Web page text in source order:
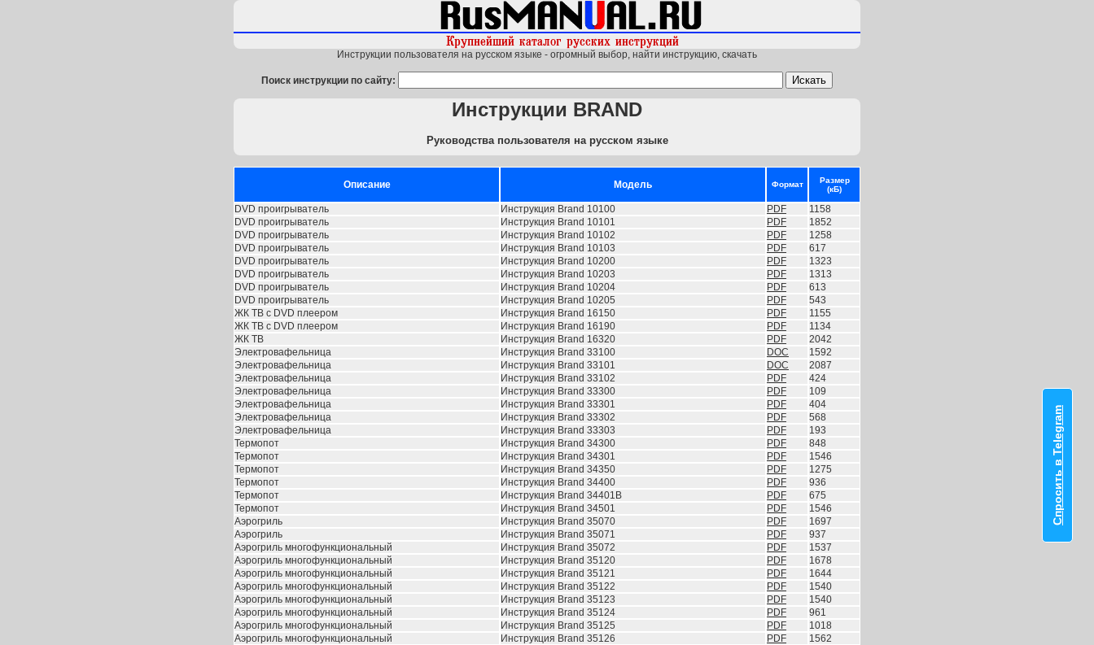
Инструкции пользователя на русском языке - огромный выбор, найти инструкцию, скачать
Поиск инструкции по сайту:
Инструкции BRAND
Руководства пользователя на русском языке
Описание Модель Формат
Размер
(кБ)
DVD проигрыватель Инструкция Brand 10100 PDF
1158
DVD проигрыватель
Инструкция Brand 10101 PDF
1852
DVD проигрыватель
Инструкция Brand 10102 PDF
1258
DVD проигрыватель
Инструкция Brand 10103 PDF
617
DVD проигрыватель
Инструкция Brand 10200 PDF
1323
DVD проигрыватель
Инструкция Brand 10203 PDF
1313
DVD проигрыватель
Инструкция Brand 10204 PDF
613
DVD проигрыватель
Инструкция Brand 10205 PDF
543
ЖК ТВ с DVD плеером
Инструкция Brand 16150 PDF
1155
ЖК ТВ с DVD плеером
Инструкция Brand 16190 PDF
1134
ЖК ТВ
Инструкция Brand 16320 PDF
2042
Электровафельница
Инструкция Brand 33100 DOC
1592
Электровафельница
Инструкция Brand 33101 DOC
2087
Электровафельница
Инструкция Brand 33102 PDF
424
Электровафельница
Инструкция Brand 33300 PDF
109
Электровафельница
Инструкция Brand 33301 PDF
404
Электровафельница
Инструкция Brand 33302 PDF
568
Электровафельница
Инструкция Brand 33303 PDF
193
Термопот
Инструкция Brand 34300 PDF
848
Термопот
Инструкция Brand 34301 PDF
1546
Термопот
Инструкция Brand 34350 PDF
1275
Термопот
Инструкция Brand 34400 PDF
936
Термопот
Инструкция Brand 34401B PDF
675
Термопот
Инструкция Brand 34501 PDF
1546
Аэрогриль
Инструкция Brand 35070 PDF
1697
Аэрогриль
Инструкция Brand 35071 PDF
937
Аэрогриль многофункциональный
Инструкция Brand 35072 PDF
1537
Аэрогриль многофункциональный
Инструкция Brand 35120 PDF
1678
Аэрогриль многофункциональный
Инструкция Brand 35121 PDF
1644
Аэрогриль многофункциональный
Инструкция Brand 35122 PDF
1540
Аэрогриль многофункциональный
Инструкция Brand 35123 PDF
1540
Аэрогриль многофункциональный
Инструкция Brand 35124 PDF
961
Аэрогриль многофункциональный
Инструкция Brand 35125 PDF
1018
Аэрогриль многофункциональный
Инструкция Brand 35126 PDF
1562
Спросить в Telegram